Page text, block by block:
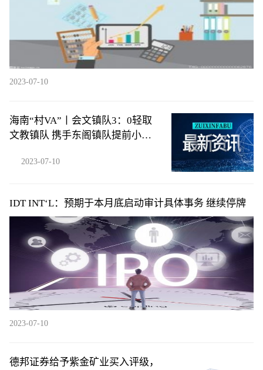
2023-07-10
海南“村VA”丨会文镇队3：0轻取
文教镇队 携手东阁镇队提前小组
2023-07-10
IDT INT‘L：预期于本月底启动审计具体事务 继续停牌
2023-07-10
德邦证券给予紫金矿业买入评级，